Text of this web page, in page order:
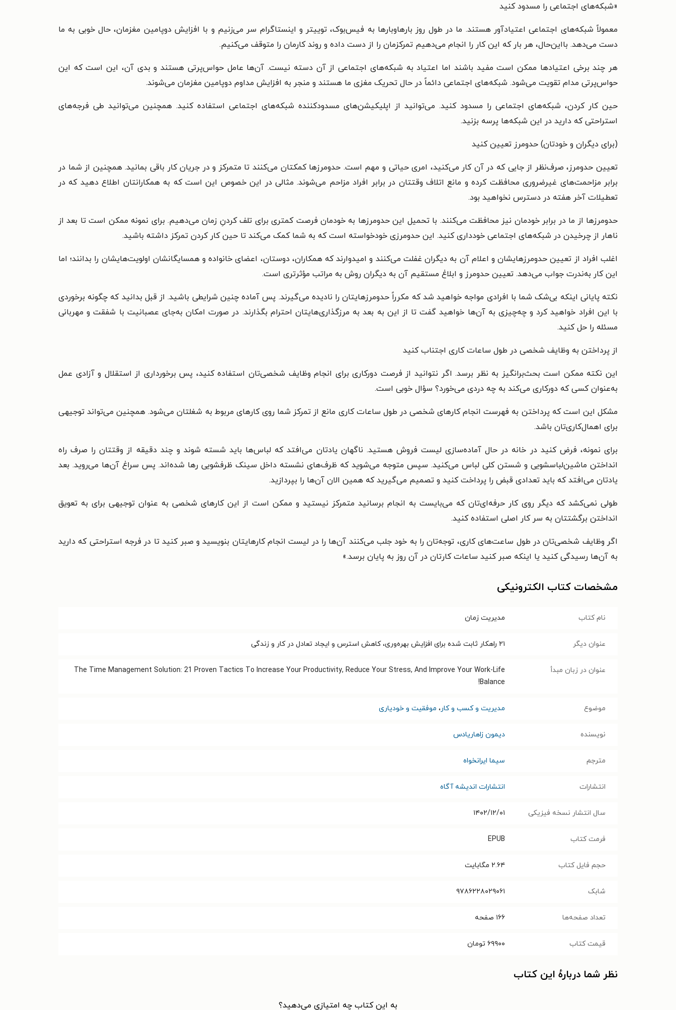
«شبکه‌های اجتماعی را مسدود کنید
معمولاً شبکه‌های اجتماعی اعتیادآور هستند. ما در طول روز بارهاوبارها به فیس‌بوک، توییتر و اینستاگرام سر می‌زنیم و با افزایش دوپامین مغزمان، حال خوبی به ما
دست می‌دهد. بااین‌حال، هر بار که این کار را انجام می‌دهیم تمرکزمان را از دست داده و روند کارمان را متوقف می‌کنیم.
هر چند برخی اعتیادها ممکن است مفید باشند اما اعتیاد به شبکه‌های اجتماعی از آن دسته نیست. آن‌ها عامل حواس‌پرتی هستند و بدی آن، این است که این
حواس‌پرتی مدام تقویت می‌شود. شبکه‌های اجتماعی دائماً در حال تحریک مغزی ما هستند و منجر به افزایش مداوم دوپامین مغزمان می‌شوند.
حین کار کردن، شبکه‌های اجتماعی را مسدود کنید. می‌توانید از اپلیکیشن‌های مسدودکننده شبکه‌های اجتماعی استفاده کنید. همچنین می‌توانید طی فرجه‌های
استراحتی که دارید در این شبکه‌ها پرسه بزنید.
(برای دیگران و خودتان) حدومرز تعیین کنید
تعیین حدومرز، صرف‌نظر از جایی که در آن کار می‌کنید، امری حیاتی و مهم است. حدومرزها کمکتان می‌کنند تا متمرکز و در جریان کار باقی بمانید. همچنین از شما در
برابر مزاحمت‌های غیرضروری محافظت کرده و مانع اتلاف وقتتان در برابر افراد مزاحم می‌شوند. مثالی در این خصوص این است که به همکارانتان اطلاع دهید که در
تعطیلات آخر هفته در دسترس نخواهید بود.
حدومرزها از ما در برابر خودمان نیز محافظت می‌کنند. با تحمیل این حدومرزها به خودمان فرصت کمتری برای تلف کردنِ زمان می‌دهیم. برای نمونه ممکن است تا بعد از
ناهار از چرخیدن در شبکه‌های اجتماعی خودداری کنید. این حدومرزی خودخواسته است که به شما کمک می‌کند تا حین کار کردن تمرکز داشته باشید.
اغلب افراد از تعیین حدومرزهایشان و اعلام آن به دیگران غفلت می‌کنند و امیدوارند که همکاران، دوستان، اعضای خانواده و همسایگانشان اولویت‌هایشان را بدانند؛ اما
این کار به‌ندرت جواب می‌دهد. تعیین حدومرز و ابلاغ مستقیم آن به دیگران روش به مراتب مؤثرتری است.
نکته پایانی اینکه بی‌شک شما با افرادی مواجه خواهید شد که مکرراً حدومرزهایتان را نادیده می‌گیرند. پس آماده چنین شرایطی باشید. از قبل بدانید که چگونه برخوردی
با این افراد خواهید کرد و چه‌چیزی به آن‌ها خواهید گفت تا از این به بعد به مرزگذاری‌هایتان احترام بگذارند. در صورت امکان به‌جای عصبانیت با شفقت و مهربانی
مسئله را حل کنید.
از پرداختن به وظایف شخصی در طول ساعات کاری اجتناب کنید
این نکته ممکن است بحث‌برانگیز به نظر برسد. اگر نتوانید از فرصت دورکاری برای انجام وظایف شخصی‌تان استفاده کنید، پس برخورداری از استقلال و آزادی عمل
به‌عنوان کسی که دورکاری می‌کند به چه دردی می‌خورد؟ سؤال خوبی است.
مشکل این است که پرداختن به فهرست انجام کارهای شخصی در طول ساعات کاری مانع از تمرکز شما روی کارهای مربوط به شغلتان می‌شود. همچنین می‌تواند توجیهی
برای اهمال‌کاری‌تان باشد.
برای نمونه، فرض کنید در خانه در حال آماده‌سازی لیست فروش هستید. ناگهان یادتان می‌افتد که لباس‌ها باید شسته شوند و چند دقیقه از وقتتان را صرف راه
انداختن ماشین‌لباسشویی و شستن کلی لباس می‌کنید. سپس متوجه می‌شوید که ظرف‌های نشسته داخل سینک ظرفشویی رها شده‌اند. پس سراغ آن‌ها می‌روید. بعد
یادتان می‌افتد که باید تعدادی قبض را پرداخت کنید و تصمیم می‌گیرید که همین الان آن‌ها را بپردازید.
طولی نمی‌کشد که دیگر روی کار حرفه‌ای‌تان که می‌بایست به انجام برسانید متمرکز نیستید و ممکن است از این کارهای شخصی به عنوان توجیهی برای به تعویق
انداختن برگشتتان به سر کار اصلی استفاده کنید.
اگر وظایف شخصی‌تان در طول ساعت‌های کاری، توجه‌تان را به خود جلب می‌کنند آن‌ها را در لیست انجام کارهایتان بنویسید و صبر کنید تا در فرجه استراحتی که دارید
به آن‌ها رسیدگی کنید یا اینکه صبر کنید ساعات کارتان در آن روز به پایان برسد.»
مشخصات کتاب الکترونیکی
نام کتاب مدیریت زمان
عنوان دیگر ۲۱ راهکار ثابت شده برای افزایش بهره‌وری، کاهش استرس و ایجاد تعادل در کار و زندگی
عنوان در زبان مبدأ
The Time Management Solution: 21 Proven Tactics To Increase Your Productivity, Reduce Your Stress, And Improve Your Work-Life
Balance!
موضوع مدیریت و کسب و کار، موفقیت و خودیاری
نویسنده دیمون زاهاریادس
مترجم سیما ایرانخواه
انتشارات انتشارات اندیشه آگاه
سال انتشار نسخه فیزیکی ۱۴۰۲/۱۲/۰۱
فرمت کتاب EPUB
حجم فایل کتاب ۲.۶۴ مگابایت
شابک ۹۷۸۶۲۲۸۰۲۹۰۶۱
تعداد صفحه‌ها ۱۶۶ صفحه
قیمت کتاب ۶۹۹۰۰ تومان
نظر شما دربارهٔ این کتاب
به این کتاب چه امتیازی می‌دهید؟